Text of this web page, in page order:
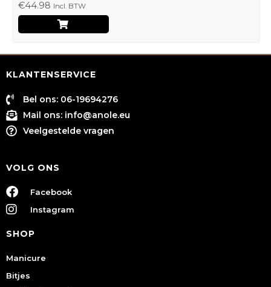
€44.98 Incl. BTW
KLANTENSERVICE
Bel ons: 06-19694276
Mail ons: info@anole.eu
Veelgestelde vragen
VOLG ONS
Facebook
Instagram
SHOP
Manicure
Bitjes